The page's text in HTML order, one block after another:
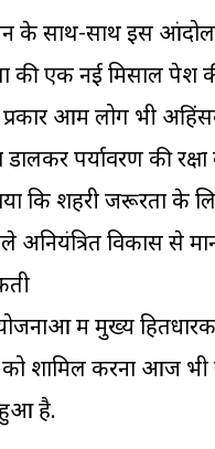
के साथ-साथ इस
की एक नई मिसाल पेश
प्रकार आम लोग भी
डालकर पर्यावरण की
कि शहरी जरूरतों के
अनियंत्रित विकास से
में मुख्य
शामिल करना आज भी
हुआ है.